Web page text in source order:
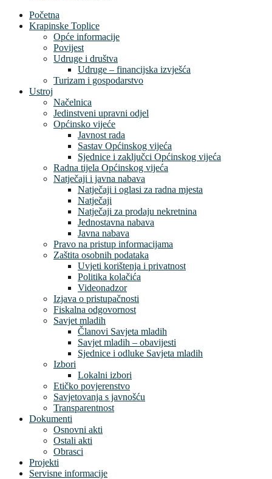
Početna
Krapinske Toplice
Opće informacije
Povijest
Udruge i društva
Udruge – financijska izvješća
Turizam i gospodarstvo
Ustroj
Načelnica
Jedinstveni upravni odjel
Općinsko vijeće
Javnost rada
Sastav Općinskog vijeća
Sjednice i zaključci Općinskog vijeća
Radna tijela Općinskog vijeća
Natječaji i javna nabava
Natječaji i oglasi za radna mjesta
Natječaji
Natječaji za prodaju nekretnina
Jednostavna nabava
Javna nabava
Pravo na pristup informacijama
Zaštita osobnih podataka
Uvjeti korištenja i privatnost
Politika kolačića
Videonadzor
Izjava o pristupačnosti
Fiskalna odgovornost
Savjet mladih
Članovi Savjeta mladih
Savjet mladih – obavijesti
Sjednice i odluke Savjeta mladih
Izbori
Lokalni izbori
Etičko povjerenstvo
Savjetovanja s javnošću
Transparentnost
Dokumenti
Osnovni akti
Ostali akti
Obrasci
Projekti
Servisne informacije